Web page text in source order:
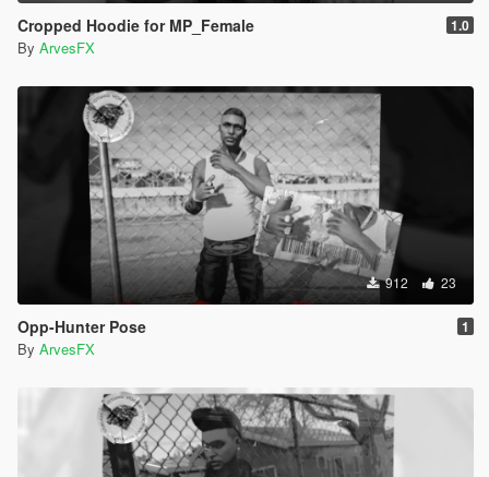
Cropped Hoodie for MP_Female 1.0
By ArvesFX
912 23
Opp-Hunter Pose 1
By ArvesFX